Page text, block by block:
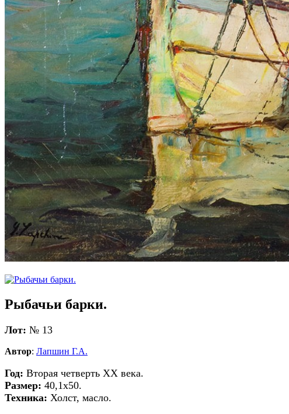
Рыбачьи барки.
Лот: № 13
Автор: Лапшин Г.А.
Год: Вторая четверть ХХ века.
Размер: 40,1х50.
Техника: Холст, масло.